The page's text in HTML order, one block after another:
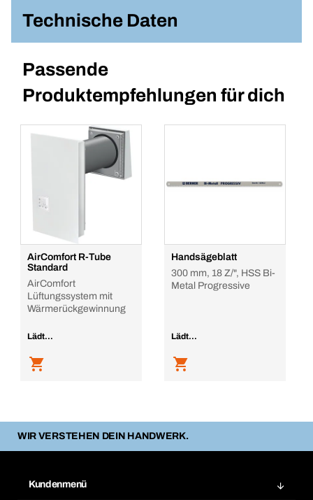
Technische Daten
Passende
Produktempfehlungen für dich
AirComfort R-Tube
Standard
AirComfort
Lüftungssystem mit
Wärmerückgewinnung
Lädt...
Handsägeblatt
300 mm, 18 Z/", HSS Bi-
Metal Progressive
Lädt...
WIR VERSTEHEN DEIN HANDWERK.
Kundenmenü